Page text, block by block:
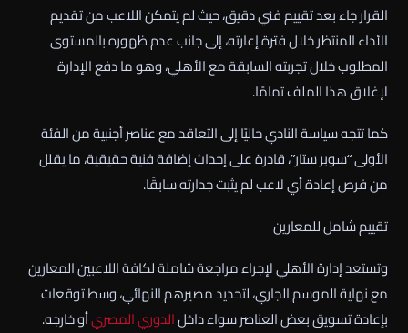
القرار جاء بعد تقييم فني دقيق، حيث لم يتمكن اللاعب من تقديم
الأداء المنتظر خلال فترة إعارته، إلى جانب عدم ظهوره بالمستوى
المطلوب خلال تجربته السابقة مع الأهلي، وهو ما دفع الإدارة
لإغلاق هذا الملف تمامًا.
كما تتجه سياسة النادي حاليًا إلى التعاقد مع عناصر أجنبية من الفئة
الأولى “سوبر ستار”، قادرة على إحداث إضافة فنية حقيقية، ما يقلل
من فرص إعادة أي لاعب لم يثبت جدارته سابقًا.
تقييم شامل للمعارين
وتستعد إدارة الأهلي لإجراء مراجعة شاملة لكافة اللاعبين المعارين
مع نهاية الموسم الجاري، لتحديد مصيرهم النهائي، وسط توقعات
بإعادة تسويق بعض العناصر سواء داخلالدوري المصريأو خارجه.